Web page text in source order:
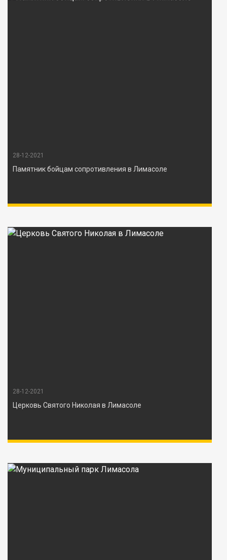
28-12-2021
Памятник бойцам сопротивления в Лимасоле
28-12-2021
Церковь Святого Николая в Лимасоле